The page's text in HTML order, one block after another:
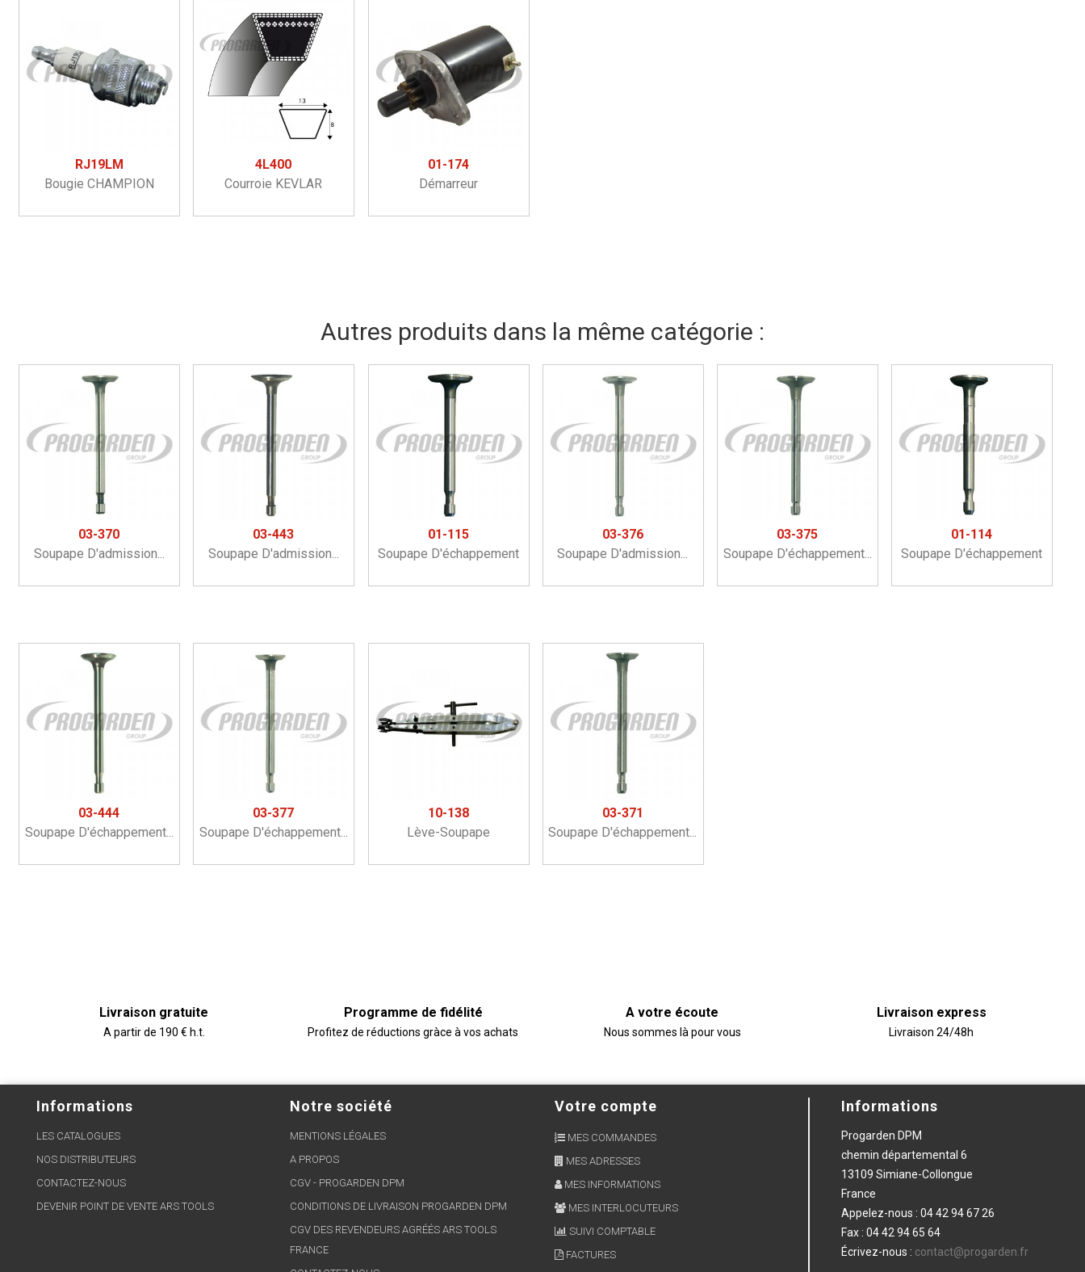
RJ19LM
Bougie CHAMPION
4L400
Courroie KEVLAR
01-174
Démarreur
Autres produits dans la même catégorie :
03-370
Soupape D'admission...
03-443
Soupape D'admission...
01-115
Soupape D'échappement
03-376
Soupape D'admission...
03-375
Soupape D'échappement...
01-114
Soupape D'échappement
03-444
Soupape D'échappement...
03-377
Soupape D'échappement...
10-138
Lève-Soupape
03-371
Soupape D'échappement...
Livraison gratuite
A partir de 190 € h.t.
Programme de fidélité
Profitez de réductions gràce à vos achats
A votre écoute
Nous sommes là pour vous
Livraison express
Livraison 24/48h
Informations
LES CATALOGUES
NOS DISTRIBUTEURS
CONTACTEZ-NOUS
DEVENIR POINT DE VENTE ARS TOOLS
Notre société
MENTIONS LÉGALES
A PROPOS
CGV - PROGARDEN DPM
CONDITIONS DE LIVRAISON PROGARDEN DPM
CGV DES REVENDEURS AGRÉÉS ARS TOOLS
FRANCE
Votre compte
MES COMMANDES
MES ADRESSES
MES INFORMATIONS
MES INTERLOCUTEURS
SUIVI COMPTABLE
FACTURES
Informations
Progarden DPM
chemin départemental 6
13109 Simiane-Collongue
France
Appelez-nous : 04 42 94 67 26
Fax : 04 42 94 65 64
Écrivez-nous : contact@progarden.fr